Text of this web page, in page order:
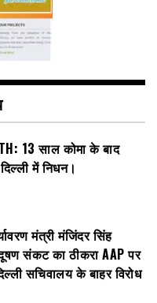
13 साल कोमा के बाद
में निधन।
मंत्री मंजिंदर सिंह
संकट का ठीकरा AAP पर
सचिवालय के बाहर विरोध